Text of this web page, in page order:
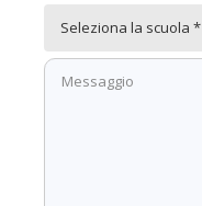
Seleziona la scuola *